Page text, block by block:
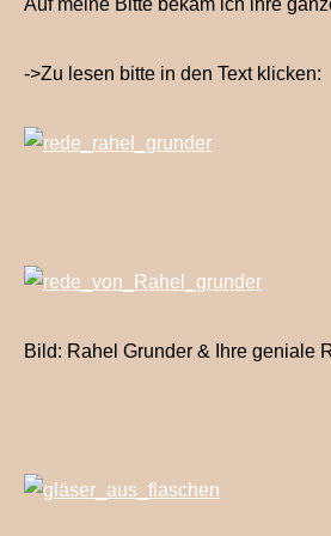
Auf meine Bitte bekam ich ihre
->Zu lesen bitte in den Text klicken:
Bild: Rahel Grunder & Ihre geniale